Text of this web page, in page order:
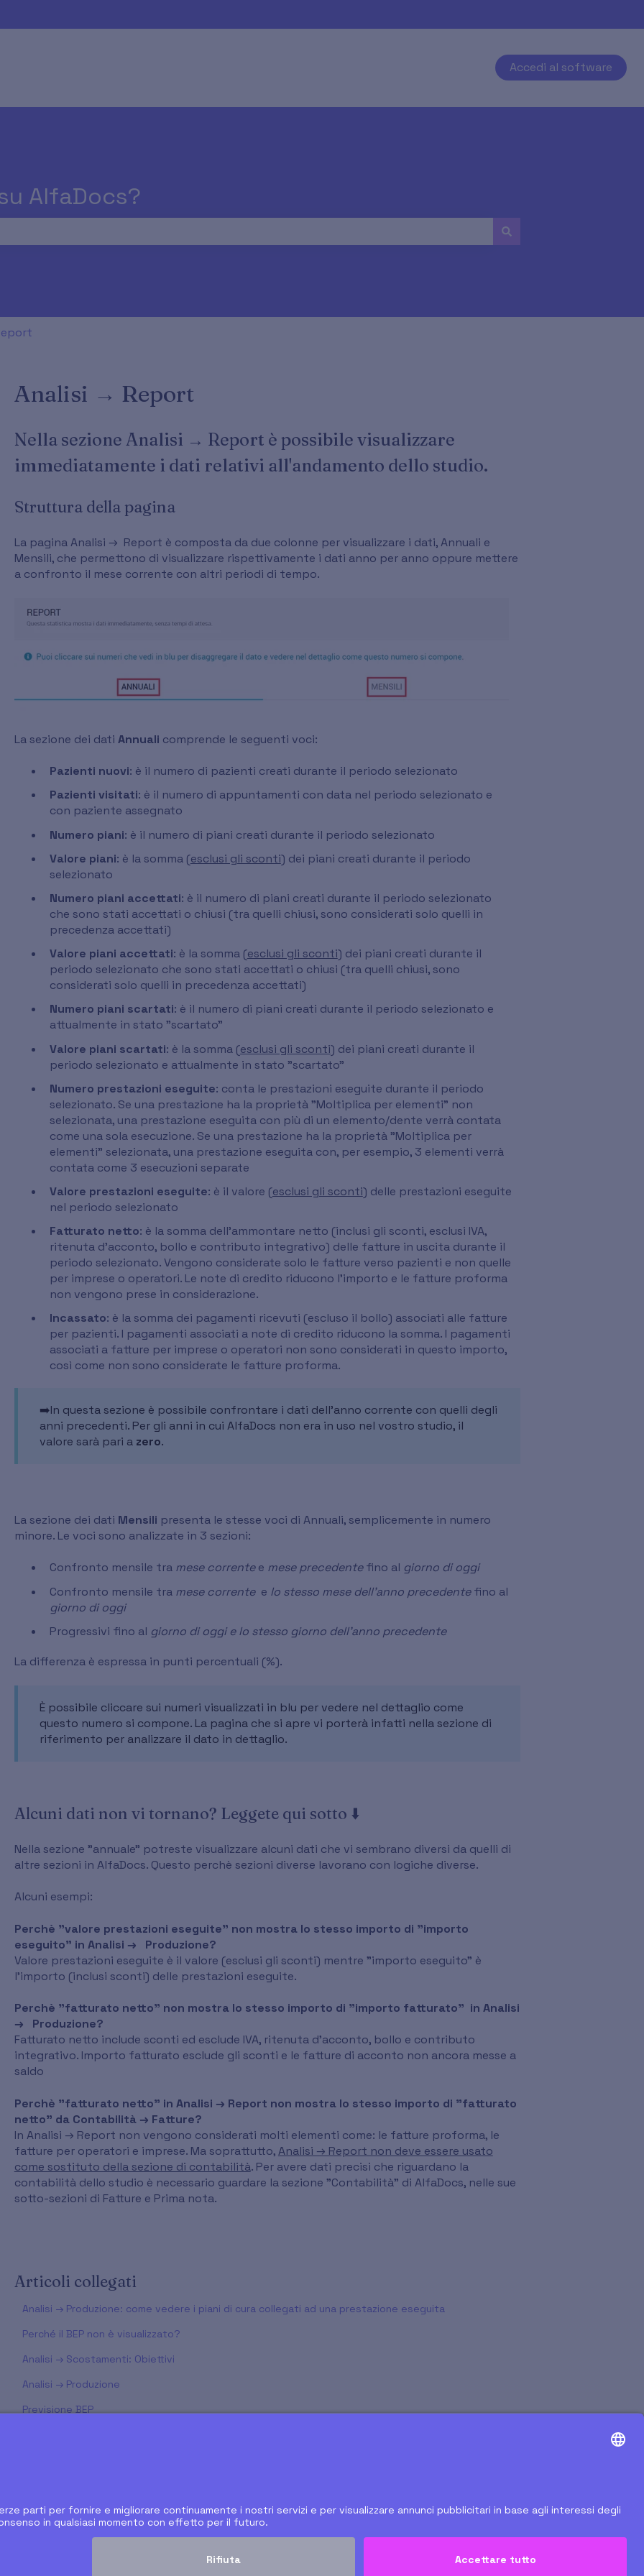
Accedi al software
AlfaDocs?
Analisi → Report
Nella sezione Analisi → Report è possibile visualizzare
immediatamente i dati relativi all'andamento dello studio.
Struttura della pagina
La pagina Analisi → Report è composta da due colonne per visualizzare i dati, Annuali e
Mensili, che permettono di visualizzare rispettivamente i dati anno per anno oppure mettere
a confronto il mese corrente con altri periodi di tempo.
La sezione dei dati Annuali comprende le seguenti voci:
Pazienti nuovi: è il numero di pazienti creati durante il periodo selezionato
Pazienti visitati: è il numero di appuntamenti con data nel periodo selezionato e
con paziente assegnato
Numero piani: è il numero di piani creati durante il periodo selezionato
Valore piani: è la somma (esclusi gli sconti) dei piani creati durante il periodo
selezionato
Numero piani accettati: è il numero di piani creati durante il periodo selezionato
che sono stati accettati o chiusi (tra quelli chiusi, sono considerati solo quelli in
precedenza accettati)
Valore piani accettati: è la somma (esclusi gli sconti) dei piani creati durante il
periodo selezionato che sono stati accettati o chiusi (tra quelli chiusi, sono
considerati solo quelli in precedenza accettati)
Numero piani scartati: è il numero di piani creati durante il periodo selezionato e
attualmente in stato "scartato"
Valore piani scartati: è la somma (esclusi gli sconti) dei piani creati durante il
periodo selezionato e attualmente in stato "scartato"
Numero prestazioni eseguite: conta le prestazioni eseguite durante il periodo
selezionato. Se una prestazione ha la proprietà "Moltiplica per elementi" non
selezionata, una prestazione eseguita con più di un elemento/dente verrà contata
come una sola esecuzione. Se una prestazione ha la proprietà "Moltiplica per
elementi" selezionata, una prestazione eseguita con, per esempio, 3 elementi verrà
contata come 3 esecuzioni separate
Valore prestazioni eseguite: è il valore (esclusi gli sconti) delle prestazioni eseguite
nel periodo selezionato
Fatturato netto: è la somma dell'ammontare netto (inclusi gli sconti, esclusi IVA,
ritenuta d'acconto, bollo e contributo integrativo) delle fatture in uscita durante il
periodo selezionato. Vengono considerate solo le fatture verso pazienti e non quelle
per imprese o operatori. Le note di credito riducono l'importo e le fatture proforma
non vengono prese in considerazione.
Incassato: è la somma dei pagamenti ricevuti (escluso il bollo) associati alle fatture
per pazienti. I pagamenti associati a note di credito riducono la somma. I pagamenti
associati a fatture per imprese o operatori non sono considerati in questo importo,
così come non sono considerate le fatture proforma.
➡️In questa sezione è possibile confrontare i dati dell'anno corrente con quelli degli
anni precedenti. Per gli anni in cui AlfaDocs non era in uso nel vostro studio, il
valore sarà pari a zero.
La sezione dei dati Mensili presenta le stesse voci di Annuali, semplicemente in numero
minore. Le voci sono analizzate in 3 sezioni:
Confronto mensile tra mese correntee mese precedentefino al giorno di oggi
Confronto mensile tra mese corrente e lo stesso mese dell'anno precedentefino al
giorno di oggi
Progressivi fino al giorno di oggi e lo stesso giorno dell'anno precedente
La differenza è espressa in punti percentuali (%).
È possibile cliccare sui numeri visualizzati in blu per vedere nel dettaglio come
questo numero si compone. La pagina che si apre vi porterà infatti nella sezione di
riferimento per analizzare il dato in dettaglio.
Alcuni dati non vi tornano? Leggete qui sotto ⬇️
Nella sezione "annuale" potreste visualizzare alcuni dati che vi sembrano diversi da quelli di
altre sezioni in AlfaDocs. Questo perchè sezioni diverse lavorano con logiche diverse.
Alcuni esempi:
Perchè "valore prestazioni eseguite" non mostra lo stesso importo di "importo
eseguito" in Analisi → Produzione?
Valore prestazioni eseguite è il valore (esclusi gli sconti) mentre "importo eseguito" è
l'importo (inclusi sconti) delle prestazioni eseguite.
Perchè "fatturato netto" non mostra lo stesso importo di "importo fatturato" in Analisi
→ Produzione?
Fatturato netto include sconti ed esclude IVA, ritenuta d'acconto, bollo e contributo
integrativo. Importo fatturato esclude gli sconti e le fatture di acconto non ancora messe a
saldo
Perchè "fatturato netto" in Analisi → Report non mostra lo stesso importo di "fatturato
netto" da Contabilità → Fatture?
In Analisi → Report non vengono considerati molti elementi come: le fatture proforma, le
fatture per operatori e imprese. Ma soprattutto,Analisi → Report non deve essere usato
come sostituto della sezione di contabilità. Per avere dati precisi che riguardano la
contabilità dello studio è necessario guardare la sezione "Contabilità" di AlfaDocs, nelle sue
sotto-sezioni di Fatture e Prima nota.
Articoli collegati
Analisi → Produzione: come vedere i piani di cura collegati ad una prestazione eseguita
Perché il BEP non è visualizzato?
Analisi → Scostamenti: Obiettivi
Analisi → Produzione
Previsione BEP
Copyright © 2026, AlfaDocs GmbH